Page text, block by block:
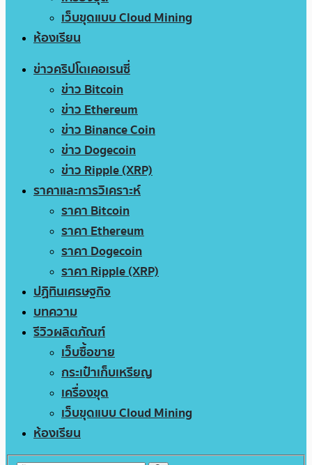
เว็บขุดแบบ Cloud Mining
ห้องเรียน
ข่าวคริปโตเคอเรนซี่
ข่าว Bitcoin
ข่าว Ethereum
ข่าว Binance Coin
ข่าว Dogecoin
ข่าว Ripple (XRP)
ราคาและการวิเคราะห์
ราคา Bitcoin
ราคา Ethereum
ราคา Dogecoin
ราคา Ripple (XRP)
ปฏิทินเศรษฐกิจ
บทความ
รีวิวผลิตภัณฑ์
เว็บซื้อขาย
กระเป๋าเก็บเหรียญ
เครื่องขุด
เว็บขุดแบบ Cloud Mining
ห้องเรียน